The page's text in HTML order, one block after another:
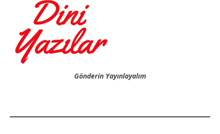
Gönderin Yayınlayalım